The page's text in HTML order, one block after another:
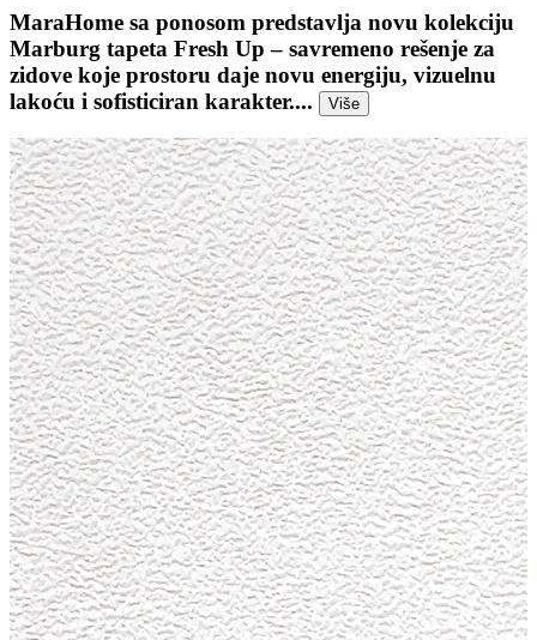
MaraHome sa ponosom predstavlja novu kolekciju
Marburg tapeta Fresh Up – savremeno rešenje za
zidove koje prostoru daje novu energiju, vizuelnu
lakoću i sofisticiran karakter....
Više